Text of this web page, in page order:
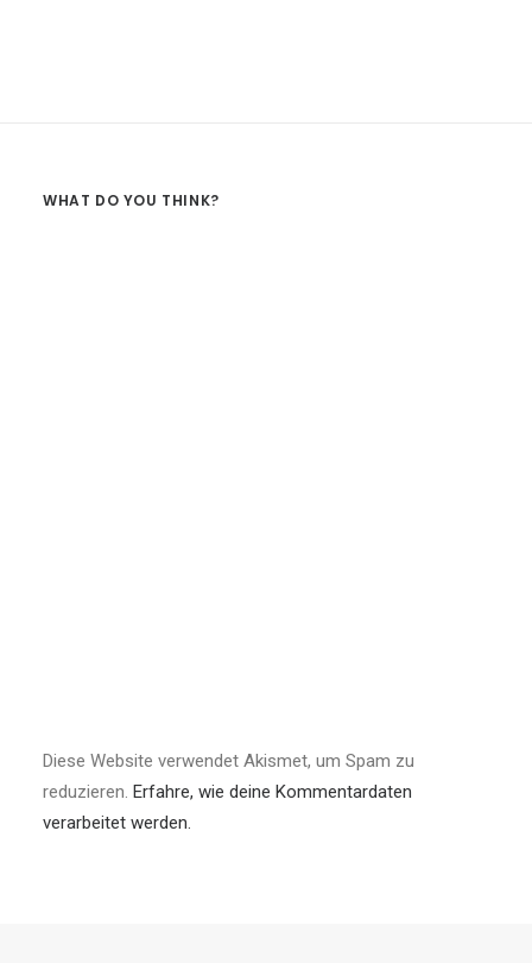
WHAT DO YOU THINK?
Diese Website verwendet Akismet, um Spam zu
reduzieren. Erfahre, wie deine Kommentardaten
verarbeitet werden.